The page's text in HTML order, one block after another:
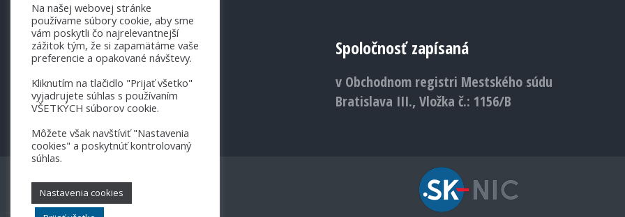
Spoločnosť zapísaná
v Obchodnom registri Mestského súdu
Bratislava III., Vložka č.: 1156/B
Na našej webovej stránke
používame súbory cookie, aby sme
vám poskytli čo najrelevantnejší
zážitok tým, že si zapamätáme vaše
preferencie a opakované návštevy.
Kliknutím na tlačidlo "Prijať všetko"
vyjadrujete súhlas s používaním
VŠETKÝCH súborov cookie.
Môžete však navštíviť "Nastavenia
cookies" a poskytnúť kontrolovaný
súhlas.
Nastavenia cookies